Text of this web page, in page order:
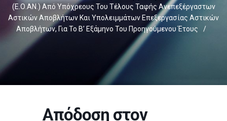
(Ε.Ο.ΑΝ.) Από Υπόχρεους Του Τέλους Ταφής Ανεπεξέργαστων
Αστικών Αποβλήτων Και Υπολειμμάτων Επεξεργασίας Αστικών
Αποβλήτων, Για Το Β’ Εξάμηνο Του Προηγούμενου Έτους
/
Απόδοση στον